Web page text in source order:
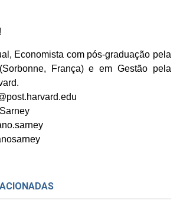
Economista com pós-graduação pela
França) e em Gestão pela